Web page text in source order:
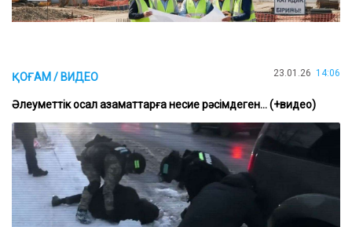
ҚОҒАМ / ВИДЕО 23.01.26 14:06
Әлеуметтік осал азаматтарға несие рәсімдеген... (+видео)